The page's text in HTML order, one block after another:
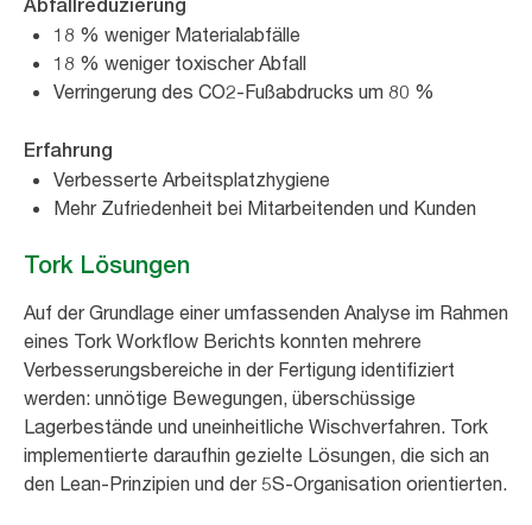
Abfallreduzierung
18 % weniger Materialabfälle
18 % weniger toxischer Abfall
Verringerung des CO2-Fußabdrucks um 80 %
Erfahrung
Verbesserte Arbeitsplatzhygiene
Mehr Zufriedenheit bei Mitarbeitenden und Kunden
Tork Lösungen
Auf der Grundlage einer umfassenden Analyse im Rahmen
eines Tork Workflow Berichts konnten mehrere
Verbesserungsbereiche in der Fertigung identifiziert
werden: unnötige Bewegungen, überschüssige
Lagerbestände und uneinheitliche Wischverfahren. Tork
implementierte daraufhin gezielte Lösungen, die sich an
den Lean-Prinzipien und der 5S-Organisation orientierten.